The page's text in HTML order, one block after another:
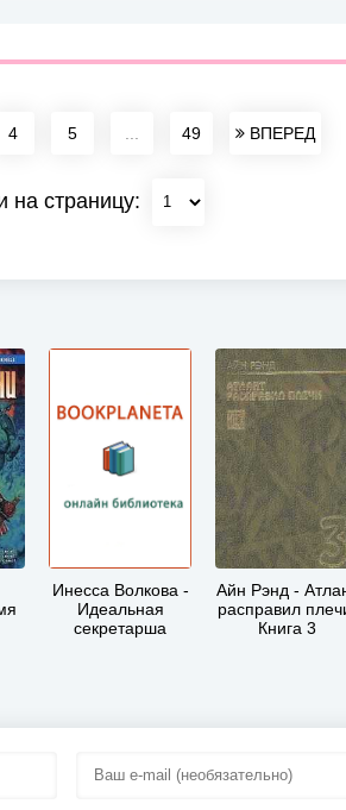
4 5 49 ВПЕРЕД
на страницу:
Инесса Волкова -
Идеальная
секретарша
Айн Рэнд -
расправил
Книга 3